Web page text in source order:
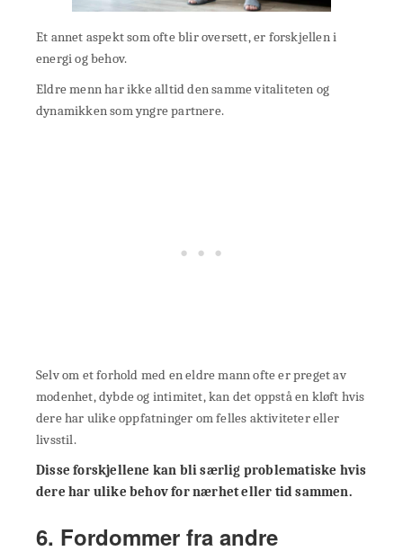
Et annet aspekt som ofte blir oversett, er forskjellen i
energi og behov.
Eldre menn har ikke alltid den samme vitaliteten og
dynamikken som yngre partnere.
Selv om et forhold med en eldre mann ofte er preget av
modenhet, dybde og intimitet, kan det oppstå en kløft hvis
dere har ulike oppfatninger om felles aktiviteter eller
livsstil.
Disse forskjellene kan bli særlig problematiske hvis
dere har ulike behov for nærhet eller tid sammen.
6. Fordommer fra andre